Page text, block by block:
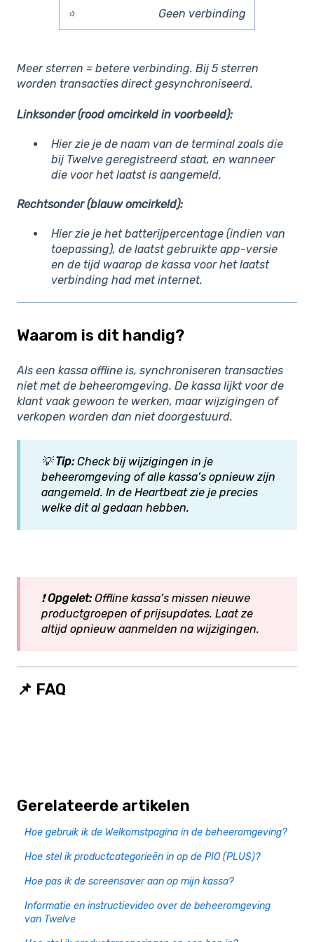
⭐ Geen verbinding
Meer sterren = betere verbinding. Bij 5 sterren
worden transacties direct gesynchroniseerd.
Linksonder (rood omcirkeld in voorbeeld):
Hier zie je de naam van de terminal zoals die
bij Twelve geregistreerd staat, en wanneer
die voor het laatst is aangemeld.
Rechtsonder (blauw omcirkeld):
Hier zie je het batterijpercentage (indien van
toepassing), de laatst gebruikte app-versie
en de tijd waarop de kassa voor het laatst
verbinding had met internet.
Waarom is dit handig?
Als een kassa offline is, synchroniseren transacties
niet met de beheeromgeving. De kassa lijkt voor de
klant vaak gewoon te werken, maar wijzigingen of
verkopen worden dan niet doorgestuurd.
💡Tip: Check bij wijzigingen in je
beheeromgeving of alle kassa’s opnieuw zijn
aangemeld. In de Heartbeat zie je precies
welke dit al gedaan hebben.
❗Opgelet: Offline kassa’s missen nieuwe
productgroepen of prijsupdates. Laat ze
altijd opnieuw aanmelden na wijzigingen.
📌 FAQ
Gerelateerde artikelen
Hoe gebruik ik de Welkomstpagina in de beheeromgeving?
Hoe stel ik productcategorieën in op de PIO (PLUS)?
Hoe pas ik de screensaver aan op mijn kassa?
Informatie en instructievideo over de beheeromgeving
van Twelve